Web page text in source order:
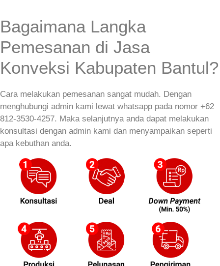
Bagaimana Langka
Pemesanan di Jasa
Konveksi Kabupaten Bantul?
Cara melakukan pemesanan sangat mudah. Dengan
menghubungi admin kami lewat whatsapp pada nomor +62
812-3530-4257. Maka selanjutnya anda dapat melakukan
konsultasi dengan admin kami dan menyampaikan seperti
apa kebuthan anda.